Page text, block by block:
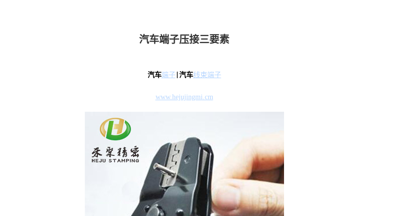
汽车端子压接三要素
汽车端子| 汽车线束端子
www.hejujingmi.cm